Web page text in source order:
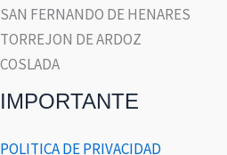
SAN FERNANDO DE HENARES
TORREJON DE ARDOZ
COSLADA
IMPORTANTE
POLITICA DE PRIVACIDAD